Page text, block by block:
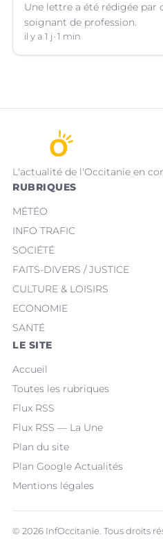
Une lettre a été rédigée par
soignant de profession.
il y a 1 j 1 min
L'actualité de l'Occitanie en
RUBRIQUES
MÉTÉO
INFO TRAFIC
SOCIÉTÉ
FAITS-DIVERS / JUSTICE
CULTURE & LOISIRS
ECONOMIE
SANTÉ
LE SITE
Accueil
Toutes les rubriques
Flux RSS
Flux RSS — La Une
Plan du site
Plan Google Actualités
Mentions légales
© 2026 InfOccitanie. Tous droits